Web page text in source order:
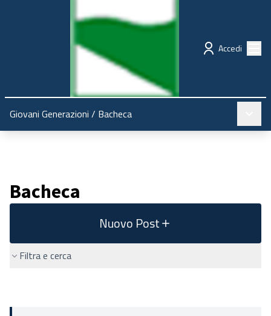
Regione Emilia-Romagna Partecipazione
Accedi
Giovani Generazioni / Bacheca
Bacheca
Nuovo Post
Filtra e cerca